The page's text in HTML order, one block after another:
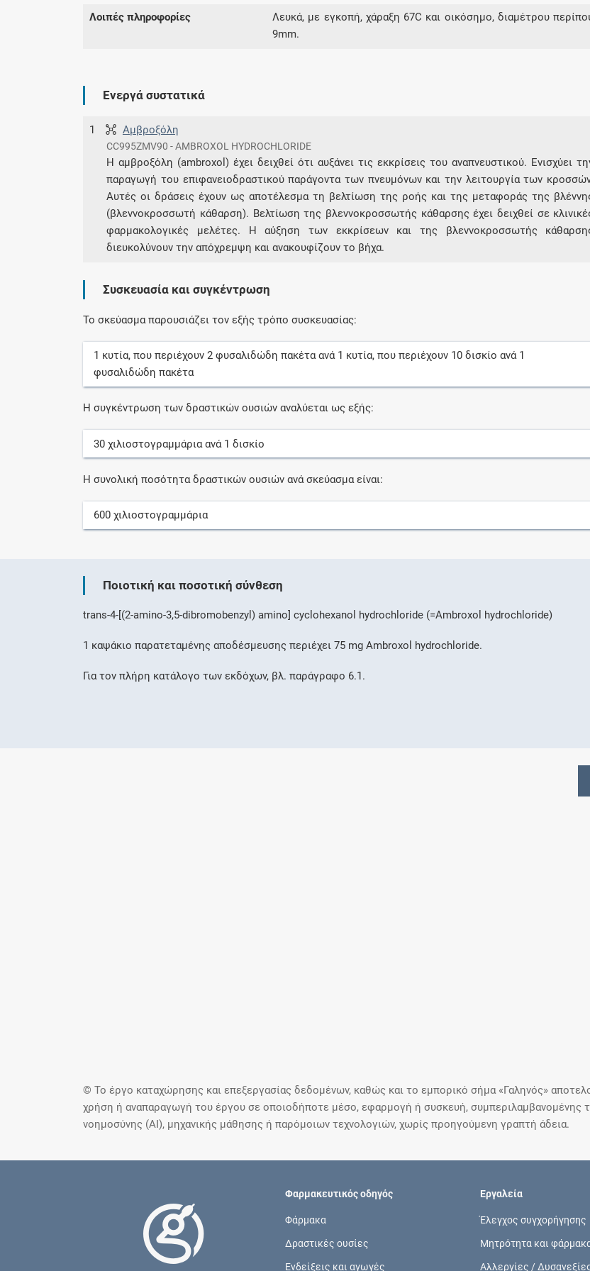
Μοιραζόμαστε μαζί σας γεγονότα της
Λοιπές πληροφορίες
Λευκά, με εγκοπή, χάραξη 67C και οικόσημο, διαμέτρου
9mm.
Ενεργά συστατικά
1 Αμβροξόλη
CC995ZMV90 - AMBROXOL HYDROCHLORIDE
Η αμβροξόλη (ambroxol) έχει δειχθεί ότι αυξάνει τις εκκρίσεις του αναπνευστικού. Ενισχύει
παραγωγή του επιφανειοδραστικού παράγοντα των πνευμόνων και την λειτουργία των
Αυτές οι δράσεις έχουν ως αποτέλεσμα τη βελτίωση της ροής και της μεταφοράς της
(βλεννοκροσσωτή κάθαρση). Βελτίωση της βλεννοκροσσωτής κάθαρσης έχει δειχθεί σε
φαρμακολογικές μελέτες. Η αύξηση των εκκρίσεων και της βλεννοκροσσωτής
διευκολύνουν την απόχρεμψη και ανακουφίζουν το βήχα.
Συσκευασία και συγκέντρωση
Το σκεύασμα παρουσιάζει τον εξής τρόπο συσκευασίας:
1 κυτία, που περιέχουν2 φυσαλιδώδη πακέταανά 1 κυτία, που περιέχουν 10 δισκίο ανά 1
φυσαλιδώδη πακέτα
Η συγκέντρωση των δραστικών ουσιών αναλύεται ως εξής:
30 χιλιοστογραμμάριαανά 1 δισκίο
Η συνολική ποσότητα δραστικών ουσιών ανά σκεύασμα είναι:
600 χιλιοστογραμμάρια
Ποιοτική και ποσοτική σύνθεση
trans-4-[(2-amino-3,5-dibromobenzyl) amino] cyclohexanol hydrochloride (=Ambroxol hydrochloride)
1 καψάκιο παρατεταμένης αποδέσμευσης περιέχει 75 mg Ambroxol hydrochloride.
Για τον πλήρη κατάλογο των εκδόχων, βλ. παράγραφο 6.1.
© Το έργο καταχώρησης και επεξεργασίας δεδομένων, καθώς και το εμπορικό σήμα «Γαληνός»
χρήση ή αναπαραγωγή του έργου σε οποιοδήποτε μέσο, εφαρμογή ή συσκευή, συμπεριλαμβανομένης
νοημοσύνης (AI), μηχανικής μάθησης ή παρόμοιων τεχνολογιών, χωρίς προηγούμενη γραπτή άδεια.
Φαρμακευτικός οδηγός
Φάρμακα
Δραστικές ουσίες
Ενδείξεις και αγωγές
Εργαλεία
Έλεγχος συγχορήγησης
Μητρότητα και
Αλλεργίες /